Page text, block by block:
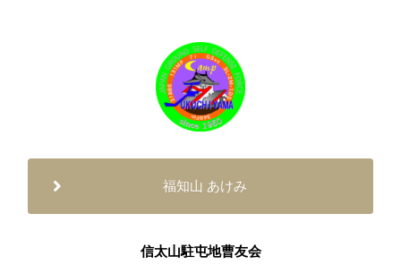
福知山 あけみ
信太山駐屯地曹友会